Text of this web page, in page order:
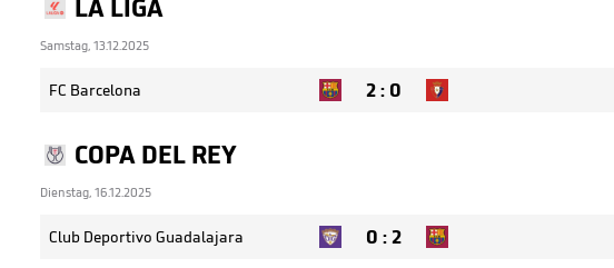
LA LIGA
Samstag, 13.12.2025
FC Barcelona 2: 0
COPA DEL REY
Dienstag, 16.12.2025
Club Deportivo Guadalajara 0 :2